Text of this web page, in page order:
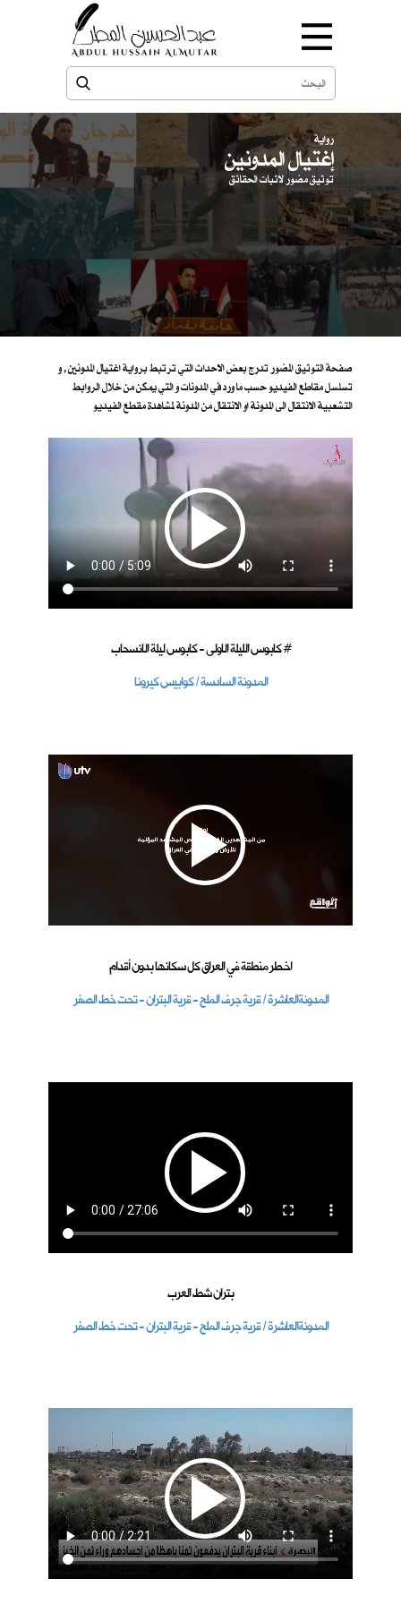
رواية
إغتيال المدونين
توثيق مصّور لاثبات الحقائق
صفحة التوثيق المصّور تدرج بعض الاحداث التي ترتبط برواية اغتيال المدونين , و
تسلسل مقاطع الفيديو حسب ما ورد في المدونات و التي يمكن من خلال الروابط
التشعبية الانتقال الى المدونة او الانتقال من المدونة لمشاهدة مقطع الفيديو
كابوس الليلة الاولى - كابوس ليلة الانسحاب #
المدونة السادسة / كوابيس كيرونا
اخـطر منطقة في العراق كل سكانها بدون أقدام
المدونةالعاشرة / قرية جرف الملح - قرية البتران - تحت خط الصفر
بتران شط العرب
المدونةالعاشرة / قرية جرف الملح - قرية البتران - تحت خط الصفر